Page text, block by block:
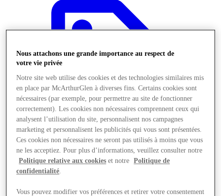
Offres
Nous attachons une grande importance au respect de
votre vie privée
Notre site web utilise des cookies et des technologies similaires mis
en place par McArthurGlen à diverses fins. Certains cookies sont
nécessaires (par exemple, pour permettre au site de fonctionner
correctement). Les cookies non nécessaires comprennent ceux qui
analysent l’utilisation du site, personnalisent nos campagnes
marketing et personnalisent les publicités qui vous sont présentées.
Ces cookies non nécessaires ne seront pas utilisés à moins que vous
ne les acceptiez. Pour plus d’informations, veuillez consulter notre
Politique relative aux cookies et notre
Politique de
confidentialité
Vous pouvez modifier vos préférences et retirer votre consentement